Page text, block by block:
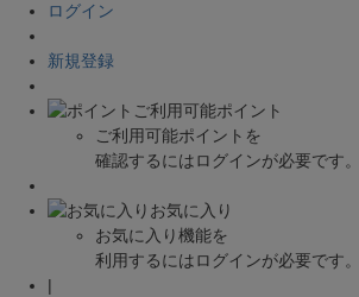
ログイン
新規登録
ご利用可能ポイント
ご利用可能ポイントを
確認するにはログインが必要です。
お気に入り
お気に入り機能を
利用するにはログインが必要です。
|